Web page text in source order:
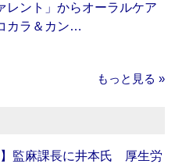
レント」からオーラルケア
カラ＆カン…
もっと見る »
】監麻課長に井本氏 厚生労